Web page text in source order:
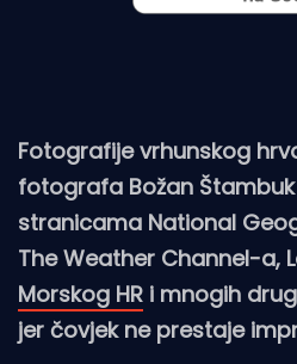
Fotografije vrhunskog
fotografa Božan
stranicama National
The Weather Channel-a,
Morskog HR i mnogih
jer čovjek ne prestaje